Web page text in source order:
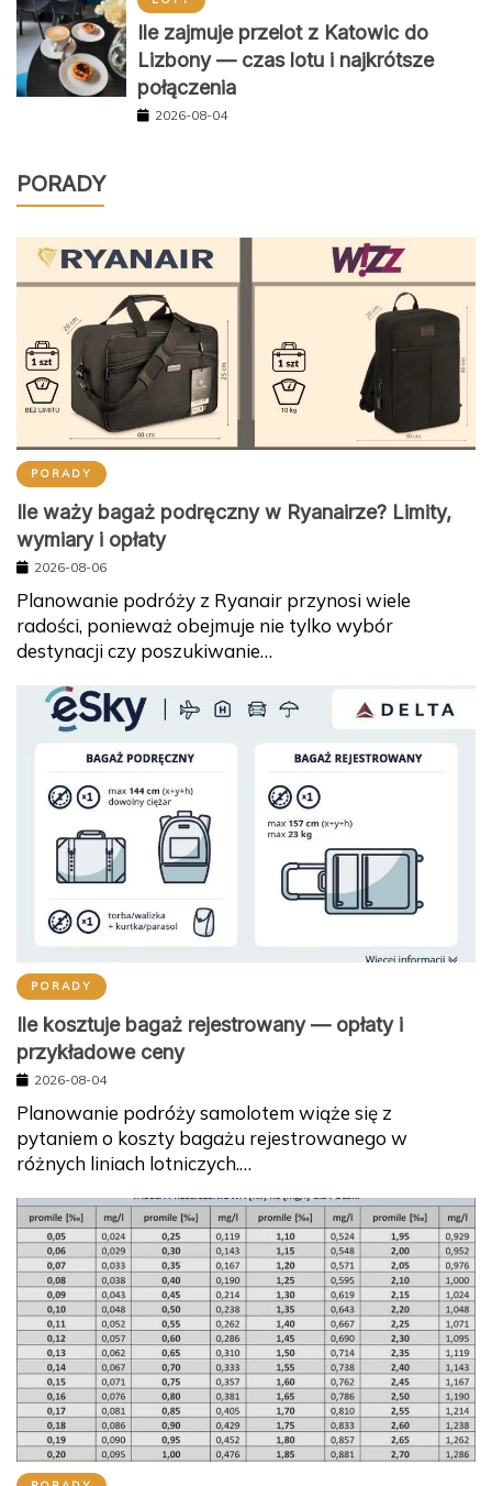
Ile zajmuje przelot z Katowic do
Lizbony — czas lotu i najkrótsze
połączenia
2026-08-04
PORADY
PORADY
Ile waży bagaż podręczny w Ryanairze? Limity,
wymiary i opłaty
2026-08-06
Planowanie podróży z Ryanair przynosi wiele
radości, ponieważ obejmuje nie tylko wybór
destynacji czy poszukiwanie…
PORADY
Ile kosztuje bagaż rejestrowany — opłaty i
przykładowe ceny
2026-08-04
Planowanie podróży samolotem wiąże się z
pytaniem o koszty bagażu rejestrowanego w
różnych liniach lotniczych.…